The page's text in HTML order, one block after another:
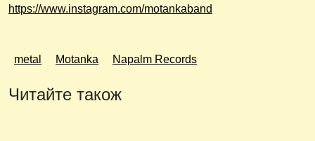
https://www.instagram.com/motankaband
metal Motanka Napalm Records
Читайте також